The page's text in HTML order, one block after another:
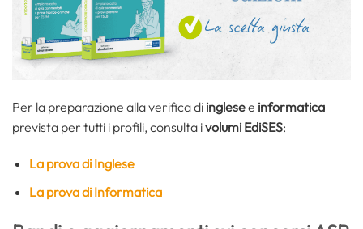
Per la preparazione alla verifica di inglesee informatica
prevista per tutti i profili, consulta ivolumi EdiSES:
La prova di Inglese
La prova di Informatica